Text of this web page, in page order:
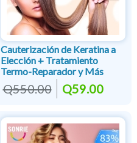
Cauterización de Keratina a
Elección + Tratamiento
Termo-Reparador y Más
Q550.00 Q59.00